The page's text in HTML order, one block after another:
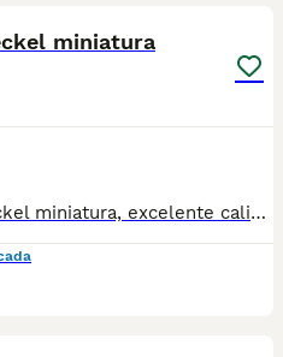
miniatura
Preciosos cachorritos de teckel miniatura, excelente calidad, merle plata, merle chocolate y color jabalí, con magnífico carácter gracias a su perfecta sociabilización desde 900